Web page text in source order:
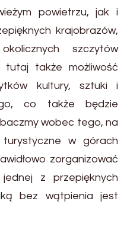
powietrzu, jak i
krajobrazów,
szczytów
tutaj także możliwość
kultury, sztuki i
co także będzie
wobec tego, na
w górach
zorganizować
z przepięknych
bez wątpienia jest